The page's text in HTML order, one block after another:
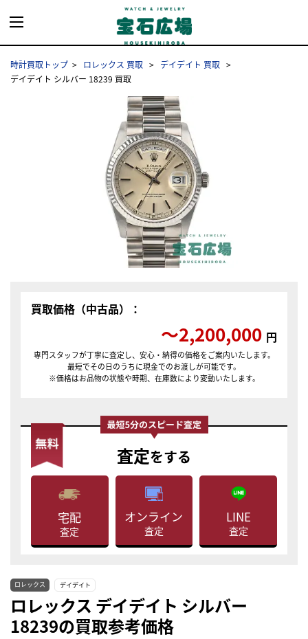
時計買取トップ ロレックス 買取
デイデイト 買取
デイデイト シルバー 18239 買取
買取価格（中古品）：
〜2,200,000 円
専門スタッフが丁寧に査定し、安心・納得の価格をご案内いたします。
最短でその日のうちに現金でのお渡しが可能です。
※価格はお品物の状態や時期、在庫数により変動いたします。
査定をする
宅配
査定
オンライン
査定
LINE
査定
ロレックス デイデイト
ロレックス デイデイト シルバー
18239の買取参考価格